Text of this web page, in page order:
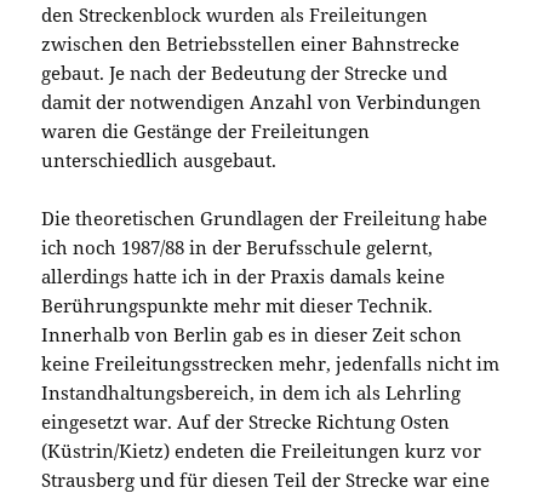
den Streckenblock wurden als Freileitungen
zwischen den Betriebsstellen einer Bahnstrecke
gebaut. Je nach der Bedeutung der Strecke und
damit der notwendigen Anzahl von Verbindungen
waren die Gestänge der Freileitungen
unterschiedlich ausgebaut.
Die theoretischen Grundlagen der Freileitung habe
ich noch 1987/88 in der Berufsschule gelernt,
allerdings hatte ich in der Praxis damals keine
Berührungspunkte mehr mit dieser Technik.
Innerhalb von Berlin gab es in dieser Zeit schon
keine Freileitungsstrecken mehr, jedenfalls nicht im
Instandhaltungsbereich, in dem ich als Lehrling
eingesetzt war. Auf der Strecke Richtung Osten
(Küstrin/Kietz) endeten die Freileitungen kurz vor
Strausberg und für diesen Teil der Strecke war eine